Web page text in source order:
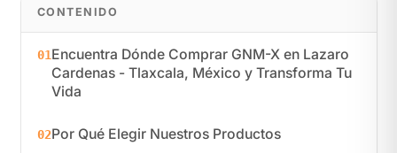
CONTENIDO
01Encuentra Dónde Comprar GNM-X en Lazaro
Cardenas - Tlaxcala, México y Transforma Tu
Vida
02Por Qué Elegir Nuestros Productos